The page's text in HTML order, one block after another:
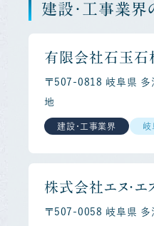
建設・工事業界
有限会社石玉石
〒507-0818 岐阜県 多
地
建設・工事業界 岐
株式会社エヌ・エス
〒507-0058 岐阜県 多